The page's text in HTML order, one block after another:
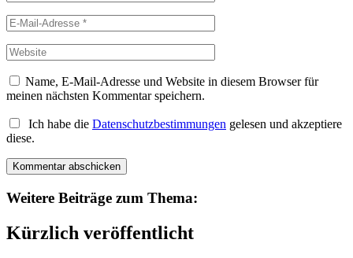
Name, E-Mail-Adresse und Website in diesem Browser für
meinen nächsten Kommentar speichern.
Ich habe die Datenschutzbestimmungen gelesen und akzeptiere
diese.
Weitere Beiträge zum Thema:
Kürzlich veröffentlicht